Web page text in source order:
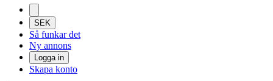
SEK
Så funkar det
Ny annons
Logga in
Skapa konto